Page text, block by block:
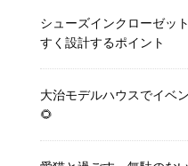
シューズインクローゼッ
すく設計するポイント
大治モデルハウスでイベ
🌻